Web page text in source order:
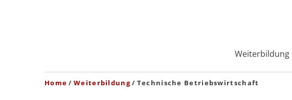
Weiterbildung
Home Weiterbildung Technische Betriebswirtschaft